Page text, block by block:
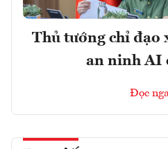
Thủ tướng chỉ đạo
an ninh AI
Đọc